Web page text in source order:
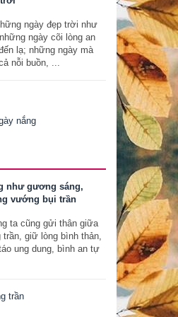
ngày đẹp trời như
ngày cõi lòng an
lạ; những ngày mà
nỗi buồn, ...
nắng
như gương sáng,
vướng bụi trần
ta cũng gửi thân giữa
trần, giữ lòng bình thản,
ung dung, bình an tự
trần